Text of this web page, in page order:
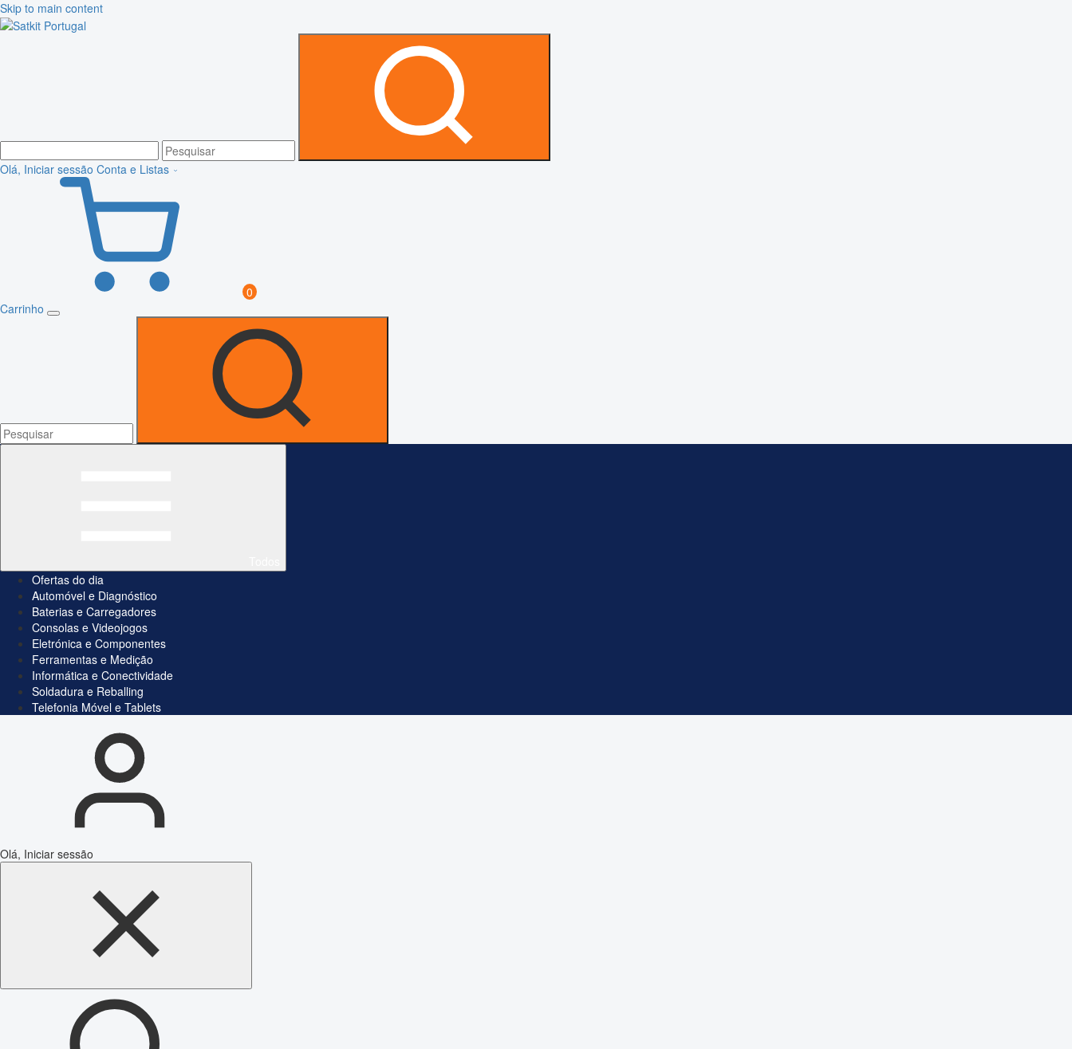
Skip to main content
Olá, Iniciar sessão Conta e Listas
0
Carrinho
Ofertas do dia
Automóvel e Diagnóstico
Baterias e Carregadores
Consolas e Videojogos
Eletrónica e Componentes
Ferramentas e Medição
Informática e Conectividade
Soldadura e Reballing
Telefonia Móvel e Tablets
Olá, Iniciar sessão